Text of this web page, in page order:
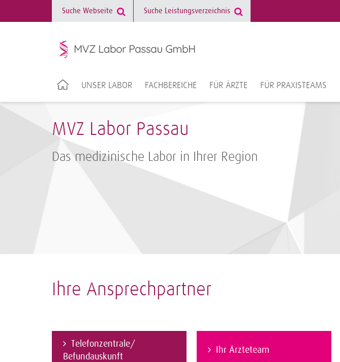
UNSER LABOR FACHBEREICHE FÜR ÄRZTE FÜR PRAXISTEAMS
MVZ Labor Passau
Das medizinische Labor in Ihrer Region
Ihre Ansprechpartner
Telefonzentrale/
Befundauskunft
Ihr Ärzteteam